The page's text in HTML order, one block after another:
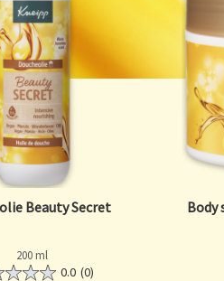
Beauty Secret
200 ml
0.0 (0)
Body